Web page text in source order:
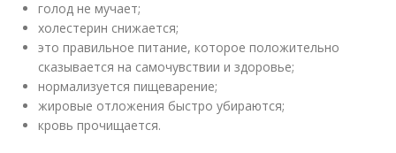
голод не мучает;
холестерин снижается;
это правильное питание, которое положительно
сказывается на самочувствии и здоровье;
нормализуется пищеварение;
жировые отложения быстро убираются;
кровь прочищается.